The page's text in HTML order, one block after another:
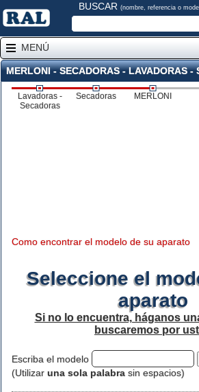
BUSCAR (nombre, referencia o
MENÚ
MERLONI - SECADORAS - LAVADORAS -
Lavadoras -
Secadoras
Secadoras MERLONI
Como encontrar el modelo de su aparato
Seleccione el
aparato
Si no lo encuentra, háganos
buscaremos por
Escriba el modelo
(Utilizar una sola palabra sin espacios)